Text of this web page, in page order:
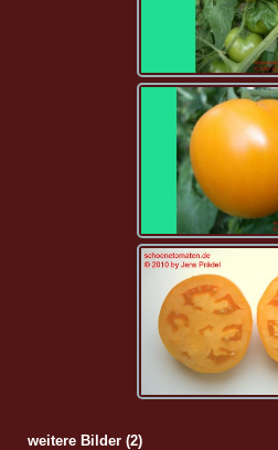
weitere Bilder (2)